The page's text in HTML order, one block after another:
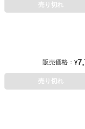
売り切れ
販売価格： ¥
売り切れ